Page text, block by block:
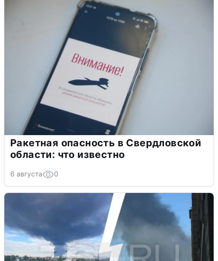
Ракетная опасность в Свердловской
области: что известно
6 августа 0